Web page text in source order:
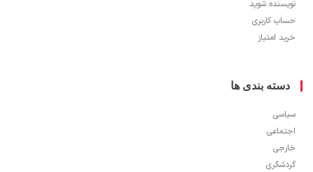
شوید
کاربری
امتیاز
بندی ها